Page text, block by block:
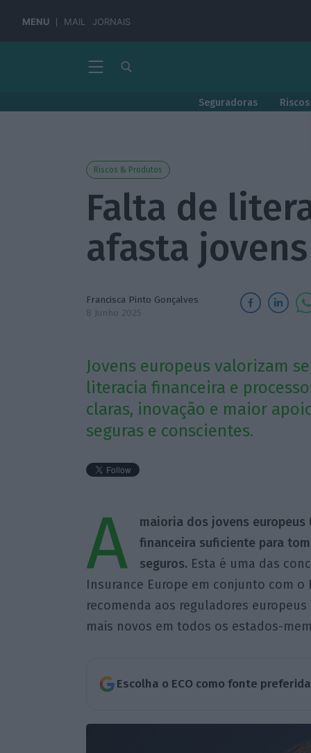
MENU MAIL JORNAIS
Seguradoras
Riscos & Produtos
Falta de
afasta
Francisca Pinto Gonçalves
8 Junho 2025
Jovens europeus valorizam
literacia financeira e
claras, inovação e maior
seguras e conscientes.
A
maioria dos jovens
financeira suficiente para
seguros. Esta é uma das
Insurance Europe em conjunto com o
recomenda aos reguladores
mais novos em todos os estados-
Escolha o ECO como fonte